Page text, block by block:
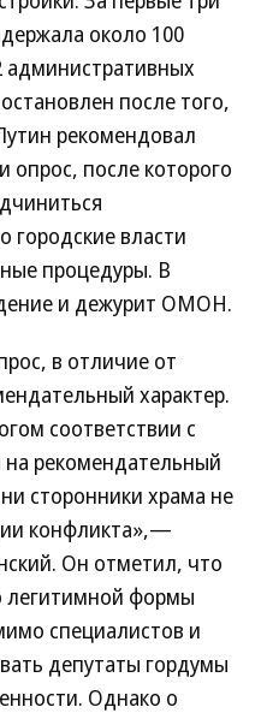
около 100
административных
после того,
рекомендовал
опрос, после которого
городские власти
процедуры. В
и дежурит ОМОН.
в отличие от
характер.
соответствии с
рекомендательный
сторонники храма не
конфликта»,—
Он отметил, что
легитимной формы
специалистов и
депутаты гордумы
Однако о